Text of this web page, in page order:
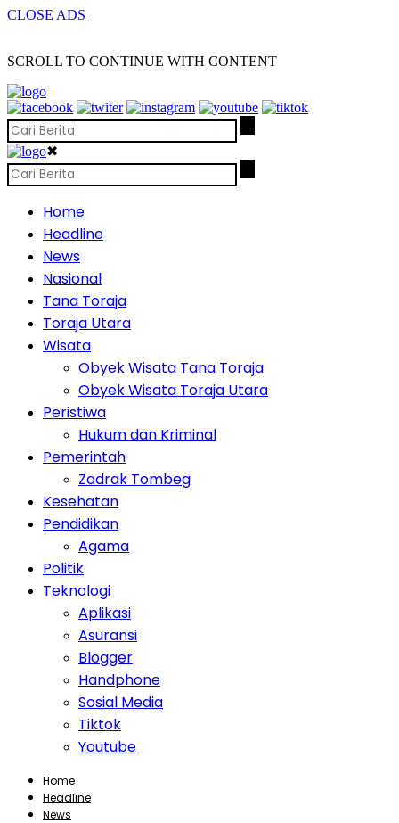
CLOSE ADS
SCROLL TO CONTINUE WITH CONTENT
✖
Home
Headline
News
Nasional
Tana Toraja
Toraja Utara
Wisata
Obyek Wisata Tana Toraja
Obyek Wisata Toraja Utara
Peristiwa
Hukum dan Kriminal
Pemerintah
Zadrak Tombeg
Kesehatan
Pendidikan
Agama
Politik
Teknologi
Aplikasi
Asuransi
Blogger
Handphone
Sosial Media
Tiktok
Youtube
Home
Headline
News